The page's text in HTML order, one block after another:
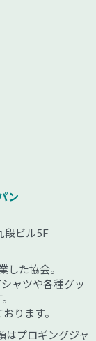
ン
段ビル5F
した協会。
ャツや各種グッ
ります。
はプロギングジャ